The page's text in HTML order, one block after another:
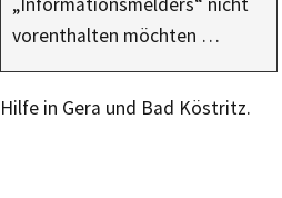
vorenthalten möchten …
Hilfe in Gera und Bad Köstritz.